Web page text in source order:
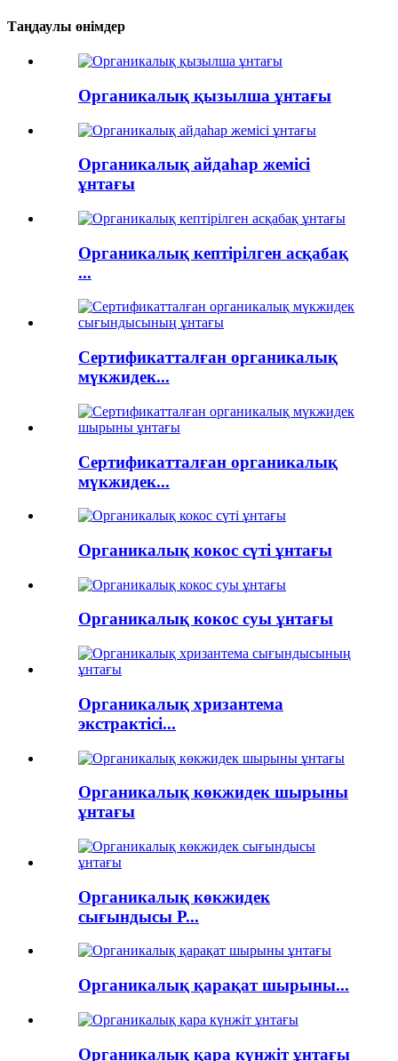
Таңдаулы өнімдер
Органикалық қызылша ұнтағы
Органикалық айдаһар жемісі
ұнтағы
Органикалық кептірілген асқабақ
...
Сертификатталған органикалық
мүкжидек...
Сертификатталған органикалық
мүкжидек...
Органикалық кокос сүті ұнтағы
Органикалық кокос суы ұнтағы
Органикалық хризантема
экстрактісі...
Органикалық көкжидек шырыны
ұнтағы
Органикалық көкжидек
сығындысы P...
Органикалық қарақат шырыны...
Органикалық қара күнжіт ұнтағы